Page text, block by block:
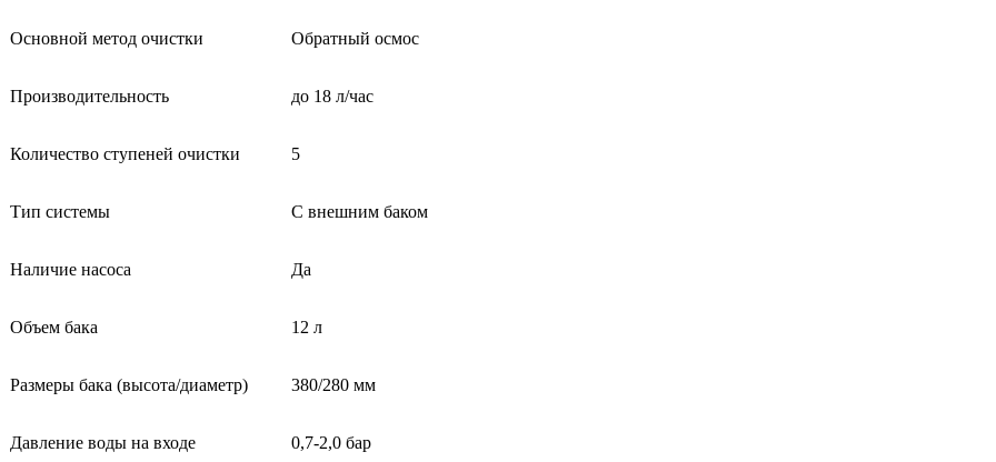
Основной метод очистки Обратный осмос
Производительность до 18 л/час
Количество ступеней очистки 5
Тип системы С внешним баком
Наличие насоса Да
Объем бака 12 л
Размеры бака (высота/диаметр) 380/280 мм
Давление воды на входе 0,7-2,0 бар